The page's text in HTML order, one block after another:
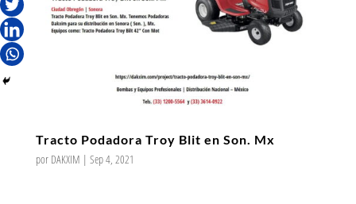
Tracto Podadora Troy Blit en Son. Mx
por DAKXIM | Sep 4, 2021